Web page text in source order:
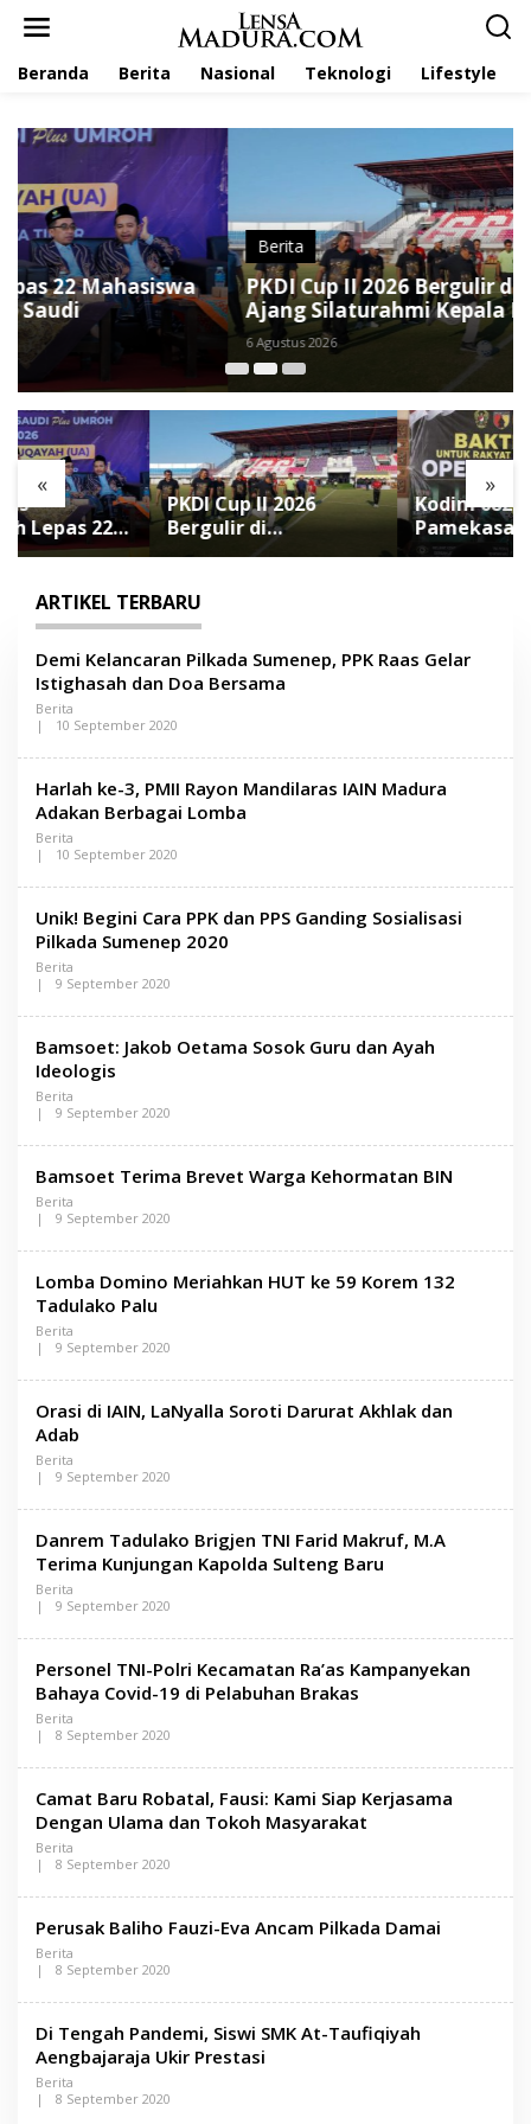
Beranda Berita Nasional Teknologi Lifestyle
Berita
PKDI Cup II 2026 Bergulir di Pamekasan, Jadi
Ajang Silaturahmi Kepala Desa se-Madura
6 Agustus 2026
« »
PKDI Cup II 2026
Bergulir di
Pamekasan, Jadi
Kepala Desa se-
Madura
Kodim 0826
Pamekasan
Tuntaskan Operasi
ARTIKEL TERBARU
L
e
n
s
a
M
d
u
r
a
Demi Kelancaran Pilkada Sumenep, PPK Raas Gelar
Istighasah dan Doa Bersama
Berita
|
10 September 2020
L
H
L
E
N
M
D
U
A
Harlah ke-3, PMII Rayon Mandilaras IAIN Madura
Adakan Berbagai Lomba
Berita
|
10 September 2020
L
H
L
E
N
M
D
U
A
Unik! Begini Cara PPK dan PPS Ganding Sosialisasi
Pilkada Sumenep 2020
Berita
|
9 September 2020
L
H
L
E
N
M
D
U
R
A
Bamsoet: Jakob Oetama Sosok Guru dan Ayah
Ideologis
Berita
|
9 September 2020
L
H
L
E
N
M
D
U
R
A
Bamsoet Terima Brevet Warga Kehormatan BIN
Berita
|
9 September 2020
L
H
L
E
N
M
D
U
A
Lomba Domino Meriahkan HUT ke 59 Korem 132
Tadulako Palu
Berita
|
9 September 2020
L
H
L
E
N
M
D
U
A
Orasi di IAIN, LaNyalla Soroti Darurat Akhlak dan
Adab
Berita
|
9 September 2020
L
H
L
E
N
M
D
U
A
Danrem Tadulako Brigjen TNI Farid Makruf, M.A
Terima Kunjungan Kapolda Sulteng Baru
Berita
|
9 September 2020
L
H
L
E
N
M
D
U
A
Personel TNI-Polri Kecamatan Ra’as Kampanyekan
Bahaya Covid-19 di Pelabuhan Brakas
Berita
|
8 September 2020
L
H
L
E
N
M
D
U
R
A
Camat Baru Robatal, Fausi: Kami Siap Kerjasama
Dengan Ulama dan Tokoh Masyarakat
Berita
|
8 September 2020
L
H
L
E
N
M
D
U
R
A
Perusak Baliho Fauzi-Eva Ancam Pilkada Damai
Berita
|
8 September 2020
L
H
L
E
N
Di Tengah Pandemi, Siswi SMK At-Taufiqiyah
Aengbajaraja Ukir Prestasi
Berita
|
8 September 2020